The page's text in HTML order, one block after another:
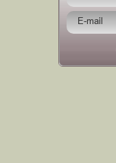
E-mail